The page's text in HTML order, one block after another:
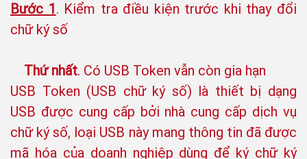
Bước 1. Kiểm tra điều kiện trước khi thay đổi
chữ ký số
Thứ nhất. Có USB Token vẫn còn gia hạn
USB Token (USB chữ ký số) là thiết bị dạng
USB được cung cấp bởi nhà cung cấp dịch vụ
chữ ký số, loại USB này mang thông tin đã được
mã hóa của doanh nghiệp dùng để ký chữ ký